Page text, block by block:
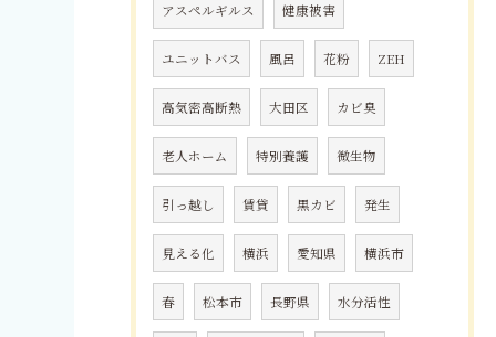
アスペルギルス 健康被害
ユニットバス 風呂 花粉 ZEH
高気密高断熱 大田区 カビ臭
老人ホーム 特別養護 微生物
引っ越し 賃貸 黒カビ 発生
見える化 横浜 愛知県 横浜市
春 松本市 長野県 水分活性